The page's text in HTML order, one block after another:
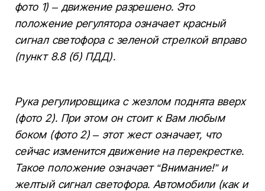
фото 1) – движение разрешено. Это
положение регулятора означает красный
сигнал светофора с зеленой стрелкой вправо
(пункт 8.8 (б) ПДД).
Рука регулировщика с жезлом поднята вверх
(фото 2). При этом он стоит к Вам любым
боком (фото 2) – этот жест означает, что
сейчас изменится движение на перекрестке.
Такое положение означает “Внимание!” и
желтый сигнал светофора. Автомобили (как и